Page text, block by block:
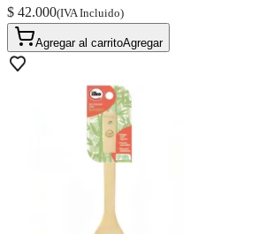
$ 42.000(IVA Incluido)
Agregar al carritoAgregar